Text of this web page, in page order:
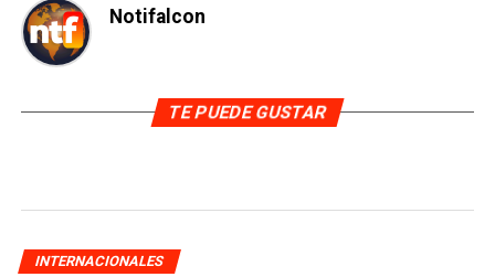
Notifalcon
TE PUEDE GUSTAR
INTERNACIONALES